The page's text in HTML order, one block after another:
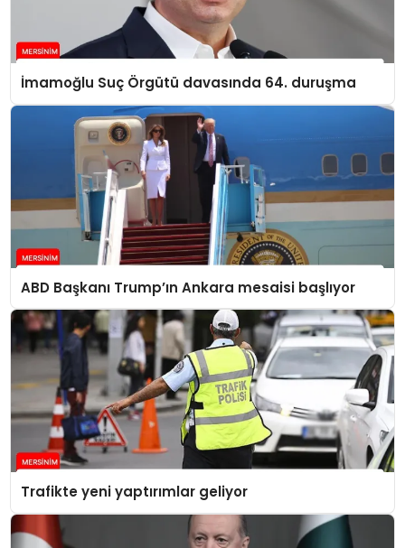
İmamoğlu Suç Örgütü davasında 64. duruşma
ABD Başkanı Trump’ın Ankara mesaisi başlıyor
Trafikte yeni yaptırımlar geliyor